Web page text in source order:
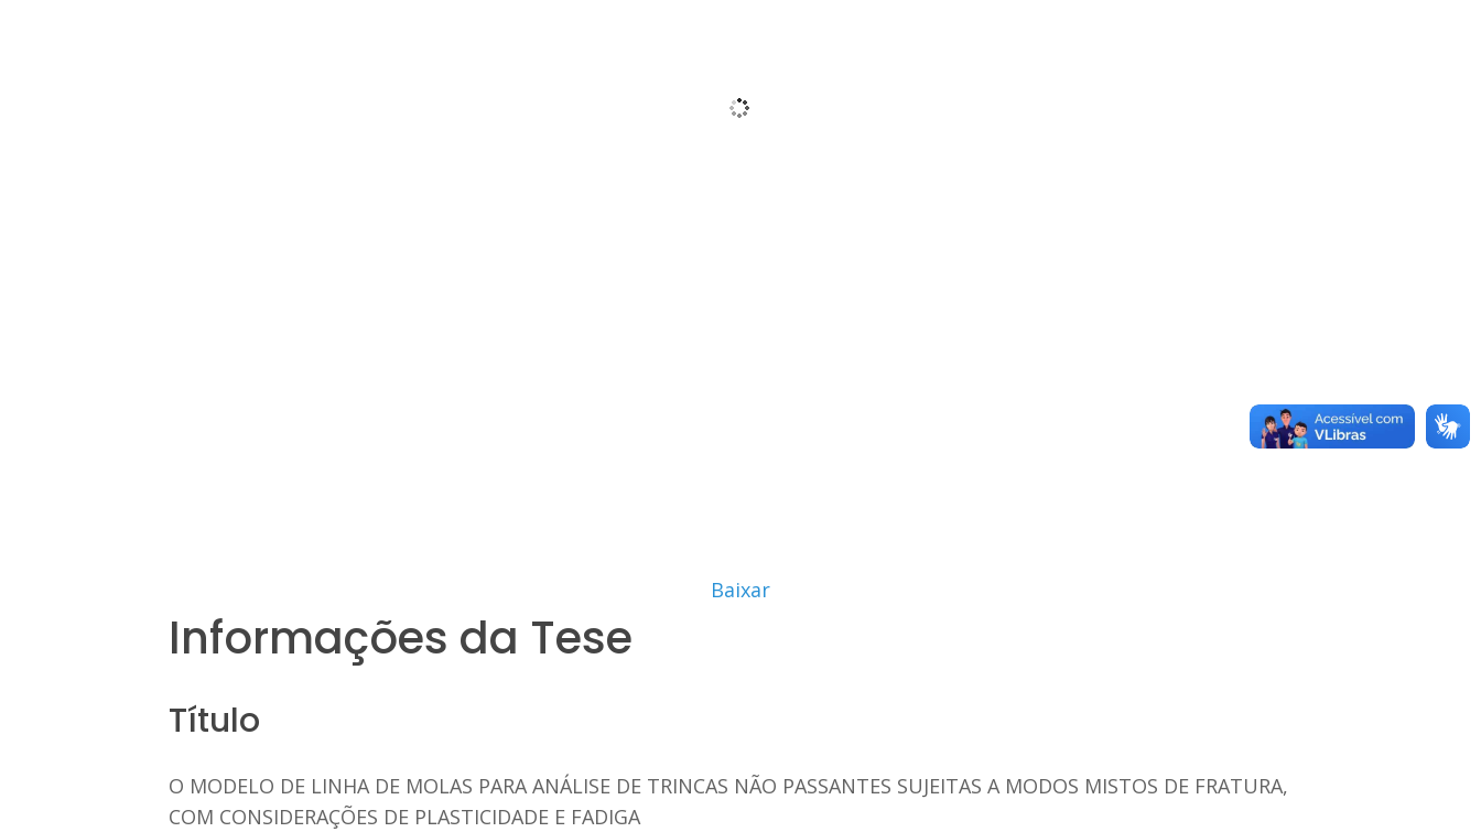
Baixar
Informações da Tese
Título
O MODELO DE LINHA DE MOLAS PARA ANÁLISE DE TRINCAS NÃO PASSANTES SUJEITAS A MODOS MISTOS DE FRATURA,
COM CONSIDERAÇÕES DE PLASTICIDADE E FADIGA